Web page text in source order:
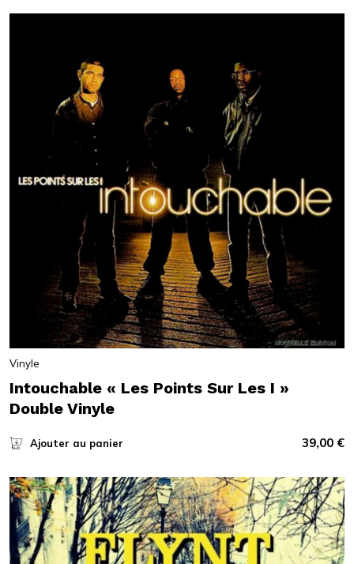
Vinyle
Intouchable « Les Points Sur Les I »
Double Vinyle
Ajouter au panier 39,00 €